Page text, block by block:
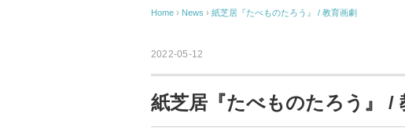
Home › News › 紙芝居『たべものたろう』 / 教育画劇
2022-05-12
紙芝居『たべものたろう』 /